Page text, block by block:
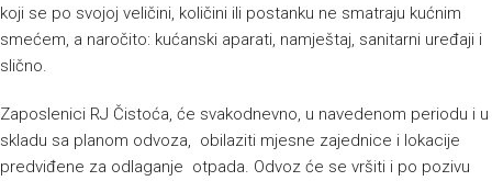
koji se po svojoj veličini, količini ili postanku ne smatraju kućnim
smećem, a naročito: kućanski aparati, namještaj, sanitarni uređaji i
slično.
Zaposlenici RJ Čistoća, će svakodnevno, u navedenom periodu i u
skladu sa planom odvoza, obilaziti mjesne zajednice i lokacije
predviđene za odlaganje otpada. Odvoz će se vršiti i po pozivu